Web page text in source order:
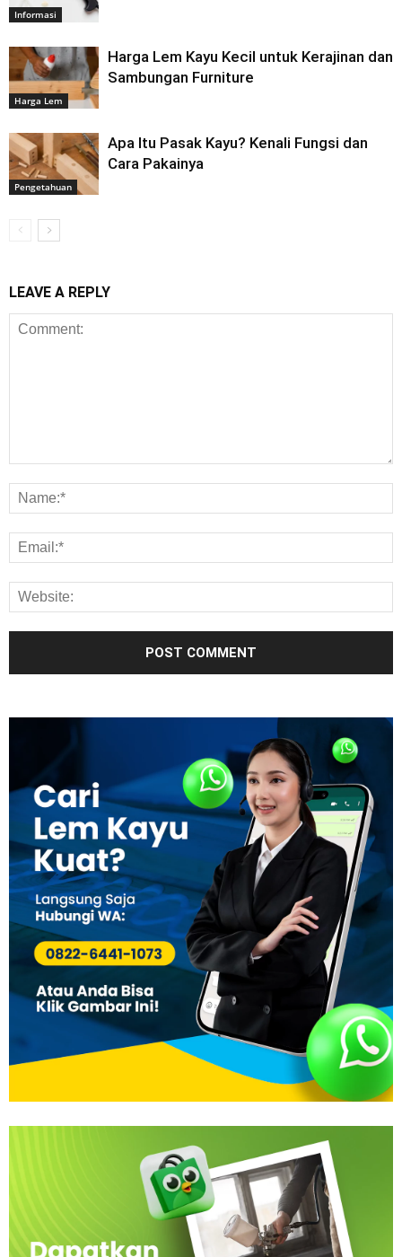
Informasi
Harga Lem
Harga Lem Kayu Kecil untuk Kerajinan dan
Sambungan Furniture
Pengetahuan
Apa Itu Pasak Kayu? Kenali Fungsi dan
Cara Pakainya
LEAVE A REPLY